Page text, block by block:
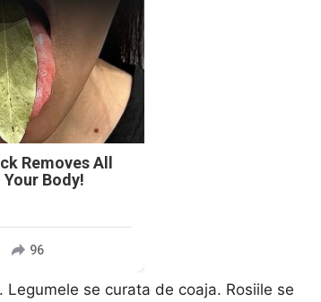
Removes All
Body!
96
se curata de coaja. Rosiile se